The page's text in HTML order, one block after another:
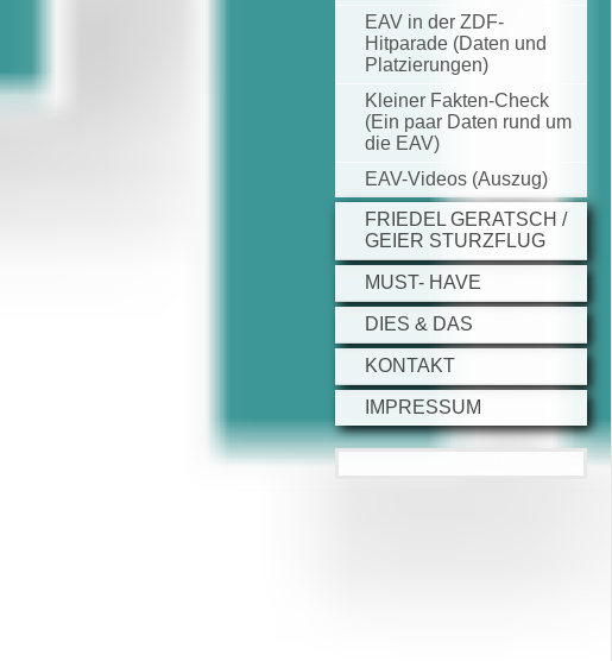
EAV in der ZDF-
Hitparade (Daten und
Platzierungen)
Kleiner Fakten-Check
(Ein paar Daten rund um
die EAV)
EAV-Videos (Auszug)
FRIEDEL GERATSCH /
GEIER STURZFLUG
MUST- HAVE
DIES & DAS
KONTAKT
IMPRESSUM